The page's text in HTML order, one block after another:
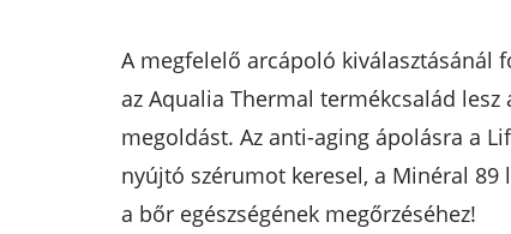
A megfelelő arcápoló kiválasztásánál
az Aqualia Thermal termékcsalád
megoldást. Az anti-aging ápolásra a
nyújtó szérumot keresel, a Minéral
a bőr egészségének megőrzéséhez!